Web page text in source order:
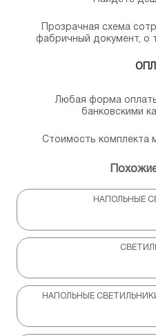
Прозрачная схема
фабричный документ, о
Любая форма оплаты
банковскими
Стоимость комплекта
НАПОЛЬНЫЕ
НАПОЛЬНЫЕ